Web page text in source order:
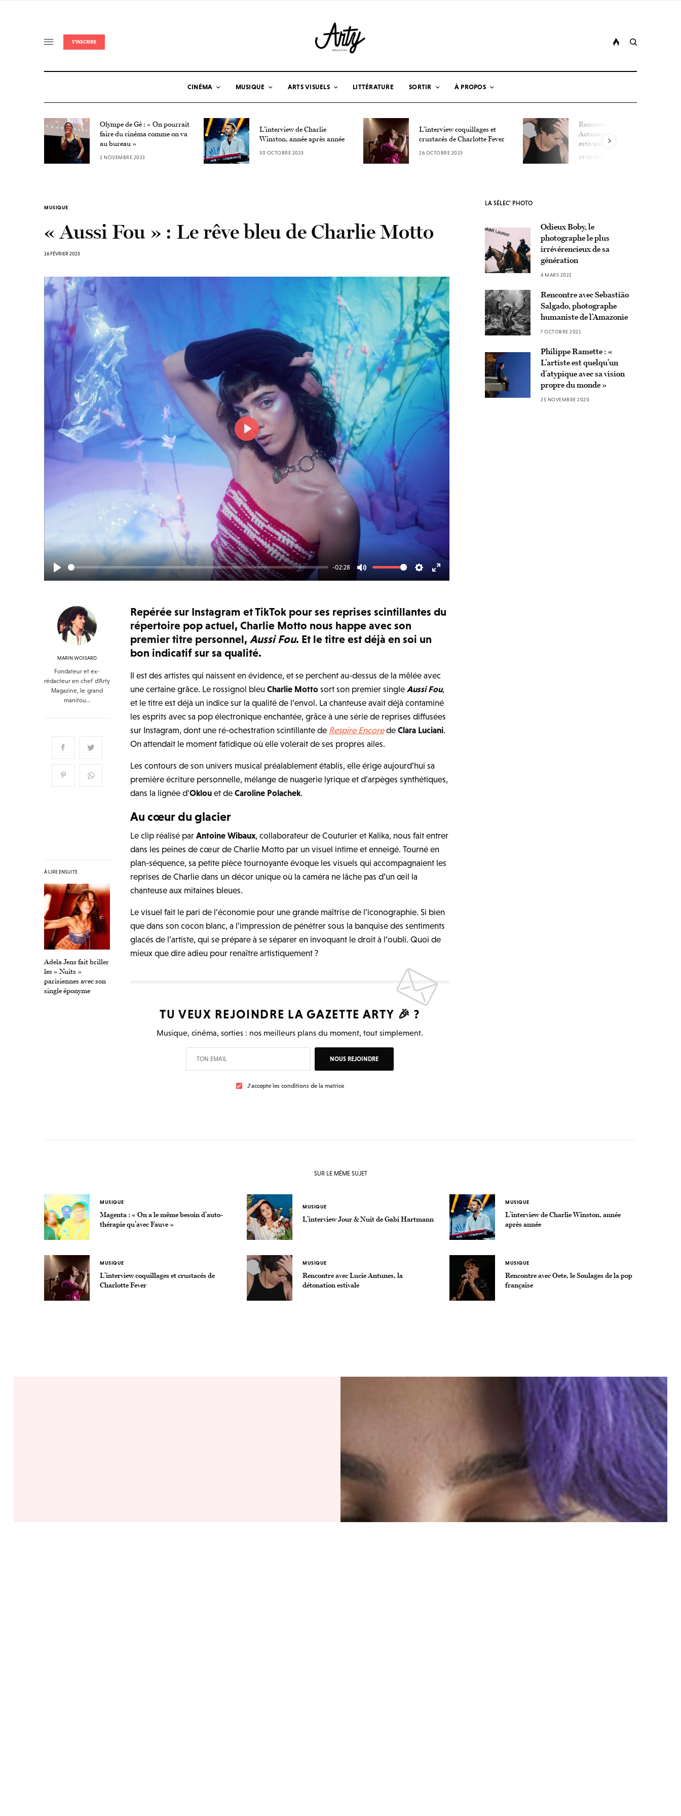
S'INSCRIRE
CINÉMA MUSIQUE ARTS VISUELS LITTÉRATURE SORTIR À PROPOS
Olympe de Gê : « On pourrait
faire du cinéma comme on va
au bureau »
1 NOVEMBRE 2023
L’interview de Charlie
Winston, année après année
30 OCTOBRE 2023
L’interview coquillages et
crustacés de Charlotte Fever
26 OCTOBRE 2023
Rencontre avec Lucie
Antunes, la détonation
estivale
19 OCTOBRE 2023
MUSIQUE
« Aussi Fou » : Le rêve bleu de Charlie Motto
16 FÉVRIER 2023
Play
-02:28
Mute Settings
Enter
Play
MARIN WOISARD
Fondateur et ex-
rédacteur en chef d'Arty
Magazine, le grand
manitou…
À LIRE ENSUITE
Adela Jens fait briller
les « Nuits »
parisiennes avec son
single éponyme
Repérée sur Instagram et TikTok pour ses reprises scintillantes du
répertoire pop actuel, Charlie Motto nous happe avec son
premier titre personnel,Aussi Fou. Et le titre est déjà en soi un
bon indicatif sur sa qualité.
Il est des artistes qui naissent en évidence, et se perchent au-dessus de la mêlée avec
une certaine grâce. Le rossignol bleuCharlie Motto sort son premier single Aussi Fou,
et le titre est déjà un indice sur la qualité de l’envol. La chanteuse avait déjà contaminé
les esprits avec sa pop électronique enchantée, grâce à une série de reprises diffusées
sur Instagram, dont une ré-ochestration scintillante de Respire Encore deClara Luciani.
On attendait le moment fatidique où elle volerait de ses propres ailes.
Les contours de son univers musical préalablement établis,elle érige aujourd’hui sa
première écriture personnelle, mélange de nuagerie lyrique et d’arpèges synthétiques,
dans la lignée d’Oklou et deCaroline Polachek.
Au cœur du glacier
Le clip réalisé parAntoine Wibaux, collaborateur deCouturier et Kalika, nous fait entrer
dans les peines de cœur de Charlie Motto par un visuel intime et enneigé.Tourné en
plan-séquence, sa petite pièce tournoyante évoque les visuels qui accompagnaient les
reprises de Charlie dans un décor unique où la caméra ne lâche pas d’un œil la
chanteuse aux mitaines bleues.
Le visuel fait le pari de l’économie pour une grande maîtrise de l’iconographie. Si bien
que dans son cocon blanc, a l’impression de pénétrer sous la banquise des sentiments
glacés de l’artiste, qui se prépare à se séparer en invoquant le droit à l’oubli. Quoi de
mieux que dire adieu pour renaître artistiquement ?
TU VEUX REJOINDRE LAGAZETTE ARTY 🎉 ?
Musique, cinéma, sorties : nos meilleurs plans du moment, tout simplement.
NOUS REJOINDRE
J'accepte les conditions de la matrice
LA SÉLEC’ PHOTO
Odieux Boby, le
photographe le plus
irrévérencieux de sa
génération
4 MARS 2021
Rencontre avec Sebastião
Salgado, photographe
humaniste de l’Amazonie
7 OCTOBRE 2021
Philippe Ramette : «
L’artiste est quelqu’un
d’atypique avec sa vision
propre du monde »
25 NOVEMBRE 2020
SUR LE MÊME SUJET
MUSIQUE
Magenta : « On a le même besoin d’auto-
thérapie qu’avec Fauve »
MUSIQUE
L’interview Jour & Nuit de Gabi Hartmann
MUSIQUE
L’interview de Charlie Winston, année
après année
MUSIQUE
L’interview coquillages et crustacés de
Charlotte Fever
MUSIQUE
Rencontre avec Lucie Antunes, la
détonation estivale
MUSIQUE
Rencontre avec Oete, le Soulages de la pop
française